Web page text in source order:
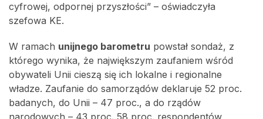
cyfrowej, odpornej przyszłości” – oświadczyła
szefowa KE.
W ramach unijnego barometru powstał sondaż, z
którego wynika, że największym zaufaniem wśród
obywateli Unii cieszą się ich lokalne i regionalne
władze. Zaufanie do samorządów deklaruje 52 proc.
badanych, do Unii – 47 proc., a do rządów